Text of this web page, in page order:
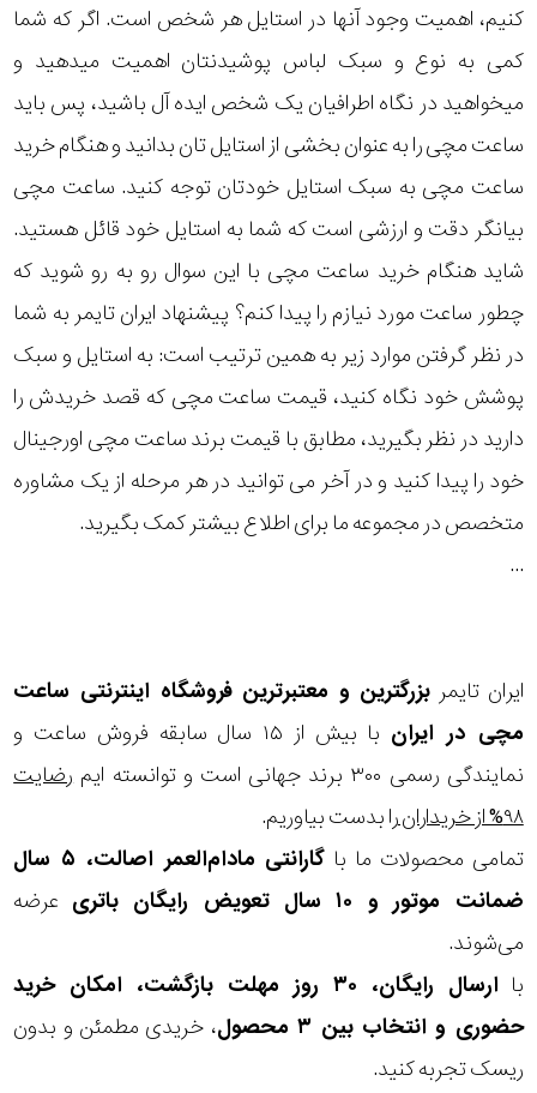
کنیم، اهمیت وجود آنها در استایل هر شخص است. اگر که شما
کمی به نوع و سبک لباس پوشیدنتان اهمیت میدهید و
میخواهید در نگاه اطرافیان یک شخص ایده آل باشید، پس باید
ساعت مچی را به عنوان بخشی از استایل تان بدانید و هنگام خرید
ساعت مچی به سبک استایل خودتان توجه کنید. ساعت مچی
بیانگر دقت و ارزشی است که شما به استایل خود قائل هستید.
شاید هنگام خرید ساعت مچی با این سوال رو به رو شوید که
چطور ساعت مورد نیازم را پیدا کنم؟ پیشنهاد ایران تایمر به شما
در نظر گرفتن موارد زیر به همین ترتیب است: به استایل و سبک
پوشش خود نگاه کنید، قیمت ساعت مچی که قصد خریدش را
دارید در نظر بگیرید، مطابق با قیمت برند ساعت مچی اورجینال
خود را پیدا کنید و در آخر می توانید در هر مرحله از یک مشاوره
متخصص در مجموعه ما برای اطلاع بیشتر کمک بگیرید.
...
ایران تایمر بزرگترین و معتبرترین فروشگاه اینترنتی ساعت
مچی در ایران
با بیش از ۱۵ سال سابقه فروش ساعت و
نمایندگی رسمی ۳۰۰ برند جهانی است و توانسته ایم
رضایت
۹۸% از خریداران
را بدست بیاوریم.
تمامی محصولات ما با
گارانتی مادام‌العمر اصالت، ۵ سال
ضمانت موتور و ۱۰ سال تعویض رایگان باتری
عرضه
می‌شوند.
با
ارسال رایگان، ۳۰ روز مهلت بازگشت، امکان خرید
حضوری و انتخاب بین ۳ محصول
، خریدی مطمئن و بدون
ریسک تجربه کنید.
لیکوپر
آدیداس
متی
مازراتی
نمایش
جنسیت
استایل
محدوده
عرض
طرح
بند
در
برابر
آب
شکل
قاب
ویژگی